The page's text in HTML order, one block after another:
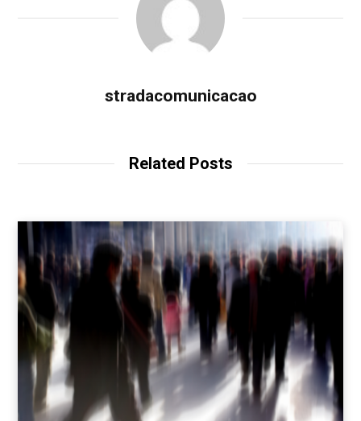
stradacomunicacao
Related Posts